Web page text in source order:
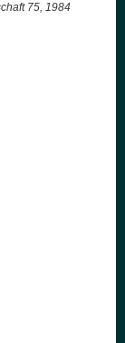
75, 1984